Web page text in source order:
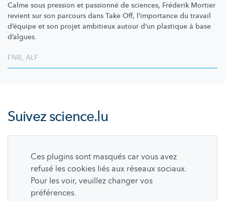
Calme sous pression et passionné de sciences, Fréderik Mortier
revient sur son parcours dans Take Off, l’importance du travail
d’équipe et son projet ambitieux autour d’un plastique à base
d’algues.
FNR, ALF
Suivezscience.lu
Ces plugins sont masqués car vous avez
refusé les cookies liés aux réseaux sociaux.
Pour les voir, veuillez changer vos
préférences.